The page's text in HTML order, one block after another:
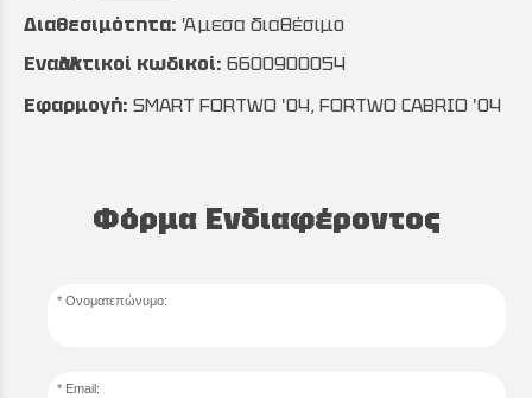
Διαθεσιμότητα: Άμεσα διαθέσιμο
Εναλλακτικοί κωδικοί: 6600900054
Εφαρμογή: SMART FORTWO '04, FORTWO CABRIO '04
Φόρμα Ενδιαφέροντος
Ονοματεπώνυμο:
Email: